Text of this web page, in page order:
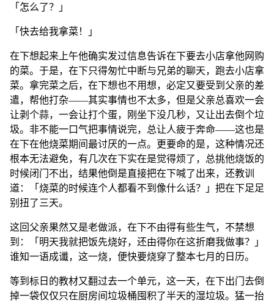
「怎么了？」
「快去给我拿菜！」
在下想起来上午他确实发过信息告诉在下要去小店拿他网购
的菜。于是，在下只得匆忙中断与兄弟的聊天，跑去小店拿
菜。拿完菜之后，在下想也不用想，必定又要受到父亲的差
遣，帮他打杂——其实事情也不太多，但是父亲总喜欢一会
让剥个蒜，一会让打个蛋，刚坐下没几秒，又让出去倒个垃
圾。非不能一口气把事情说完，总让人疲于奔命——这也是
在下在他烧菜期间最讨厌的一点。更要命的是，这种情况还
根本无法避免，有几次在下实在是觉得烦了，总挑他烧饭的
时候闭门不出，结果他倒是直接把在下喊了出来，还教训
道：「烧菜的时候连个人都看不到像什么话？」把在下足足
别扭了三天。
这回父亲果然又是老做派，在下不由得有些生气，不禁想
到：「明天我就把饭先烧好，还由得你在这折磨我做事？」
谁知一语成谶，这一烧，便快要烧穿了整本七月的日历。
等到标日的教材又翻过去一个单元，这一天，在下出门去倒
掉一袋仅仅只在厨房间垃圾桶囤积了半天的湿垃圾。猛一抬